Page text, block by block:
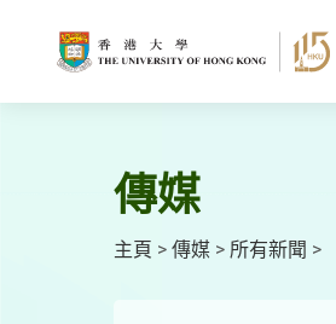
傳媒
主頁 > 傳媒 > 所有新聞 >